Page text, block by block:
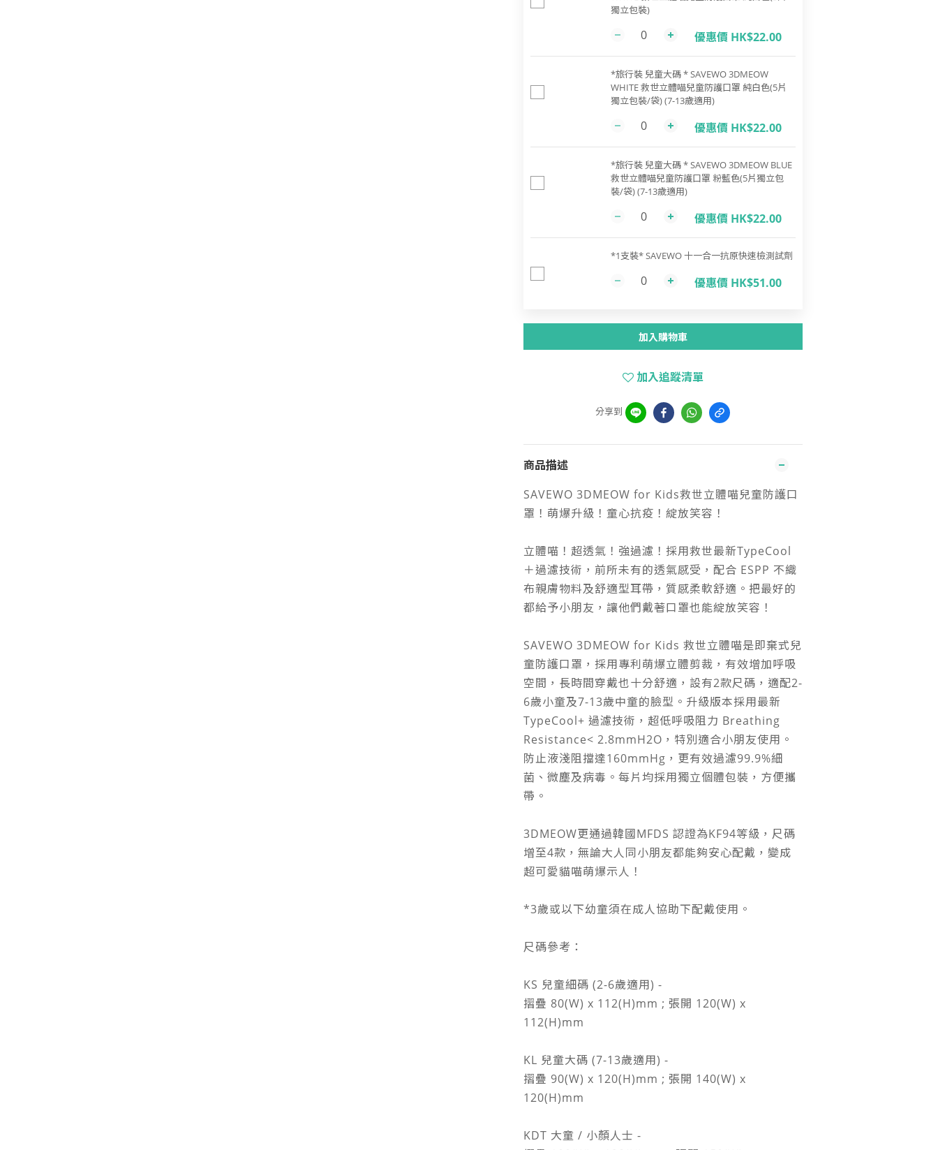
獨立包裝)
優惠價 HK$22.00
*旅行裝 兒童大碼 * SAVEWO 3DMEOW
WHITE 救世立體喵兒童防護口罩 純白色(5片
獨立包裝/袋) (7-13歲適用)
優惠價 HK$22.00
*旅行裝 兒童大碼 * SAVEWO 3DMEOW BLUE
救世立體喵兒童防護口罩 粉藍色(5片獨立包
裝/袋) (7-13歲適用)
優惠價 HK$22.00
*1支裝* SAVEWO 十一合一抗原快速檢測試劑
優惠價 HK$51.00
加入購物車
加入追蹤清單
分享到
商品描述
SAVEWO 3DMEOW for Kids救世立體喵兒童防護口
罩！萌爆升級！童心抗疫！綻放笑容！
立體喵！超透氣！強過濾！採用救世最新TypeCool
＋過濾技術，前所未有的透氣感受，配合 ESPP 不織
布親膚物料及舒適型耳帶，質感柔軟舒適。把最好的
都給予小朋友，讓他們戴著口罩也能綻放笑容！
SAVEWO 3DMEOW for Kids 救世立體喵是即棄式兒
童防護口罩，採用專利萌爆立體剪裁，有效增加呼吸
空間，長時間穿戴也十分舒適，設有2款尺碼，適配2-
6歲小童及7-13歲中童的臉型。升級版本採用最新
TypeCool+ 過濾技術，超低呼吸阻力 Breathing
Resistance< 2.8mmH2O，特別適合小朋友使用。
防止液淺阻擋達160mmHg，更有效過濾99.9%細
菌、微塵及病毒。每片均採用獨立個體包裝，方便攜
帶。
3DMEOW更通過韓國MFDS 認證為KF94等級，尺碼
增至4款，無論大人同小朋友都能夠安心配戴，變成
超可愛貓喵萌爆示人！
*3歲或以下幼童須在成人協助下配戴使用。
尺碼參考：
KS 兒童細碼 (2-6歲適用) -
摺疊 80(W) x 112(H)mm ; 張開 120(W) x
112(H)mm
KL 兒童大碼 (7-13歲適用) -
摺疊 90(W) x 120(H)mm ; 張開 140(W) x
120(H)mm
KDT 大童 / 小顏人士 -